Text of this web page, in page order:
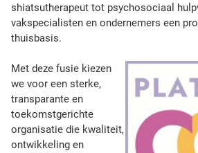
shiatsutherapeut tot psychosociaal
vakspecialisten en ondernemers een
thuisbasis.
Met deze fusie kiezen
we voor een sterke,
transparante en
toekomstgerichte
organisatie die kwaliteit,
ontwikkeling en